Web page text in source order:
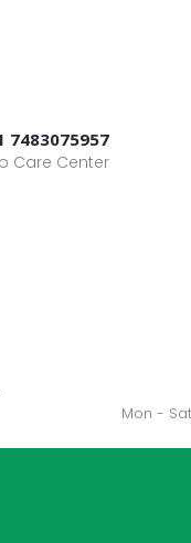
7483075957
Care Center
Mon -